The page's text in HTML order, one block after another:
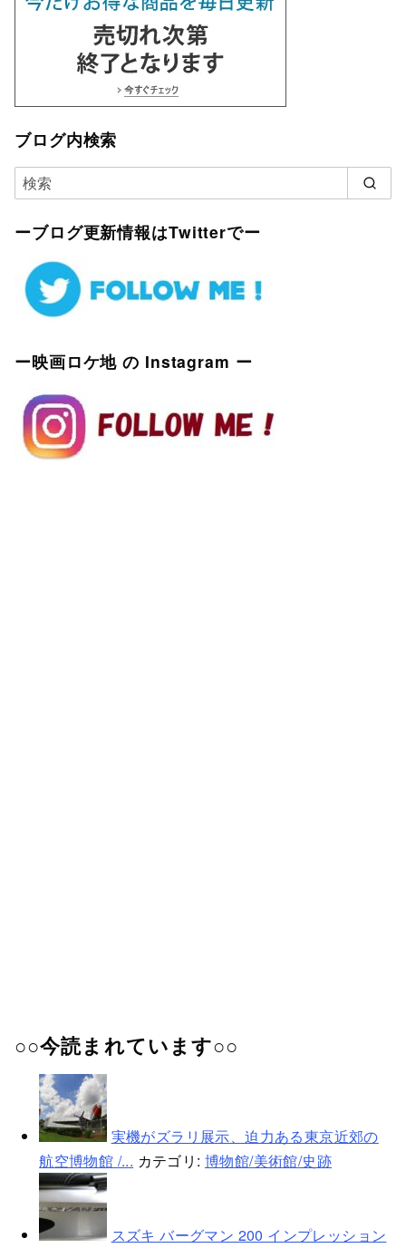
ブログ内検索
ーブログ更新情報はTwitterでー
ー映画ロケ地 の Instagram ー
○○今読まれています○○
実機がズラリ展示、迫力ある東京近郊の
航空博物館 /... カテゴリ: 博物館/美術館/史跡
スズキ バーグマン 200 インプレッション